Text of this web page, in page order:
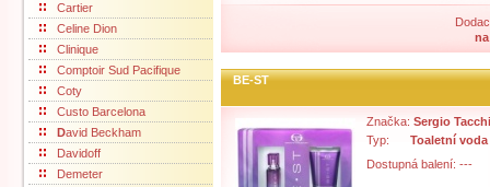
Cartier
Celine Dion
Clinique
Comptoir Sud Pacifique
Coty
Custo Barcelona
David Beckham
Davidoff
Demeter
BE-ST
Značka: Sergio
Typ:
Toaletní voda
Dostupná balení: ---